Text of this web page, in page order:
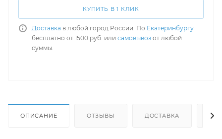
КУПИТЬ В 1 КЛИК
Доставка в любой город России. По Екатеринбургу
бесплатно от 1500 руб. или самовывоз от любой
суммы.
ОПИСАНИЕ ОТЗЫВЫ ДОСТАВКА